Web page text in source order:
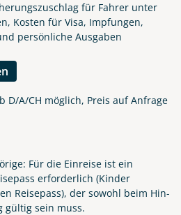
für Fahrer unter
Kosten für Visa, Impfungen,
persönliche Ausgaben
D/A/CH möglich, Preis auf Anfrage
Für die Einreise ist ein
erforderlich (Kinder
Reisepass), der sowohl beim Hin-
gültig sein muss.